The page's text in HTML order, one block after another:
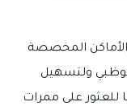
المخصصة
ولتسهيل
للعثور على ممرات